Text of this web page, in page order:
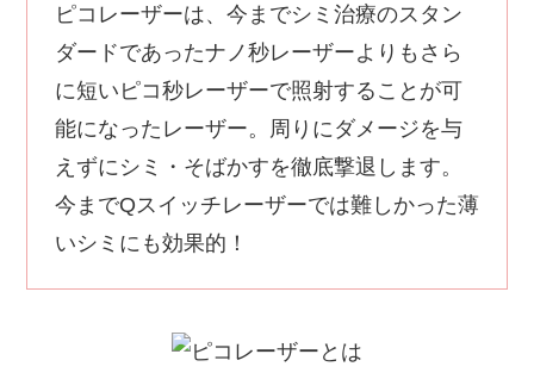
ピコレーザーは、今までシミ治療のスタン
ダードであったナノ秒レーザーよりもさら
に短いピコ秒レーザーで照射することが可
能になったレーザー。周りにダメージを与
えずにシミ・そばかすを徹底撃退します。
今までQスイッチレーザーでは難しかった薄
いシミにも効果的！